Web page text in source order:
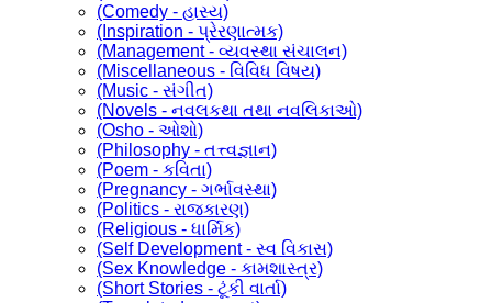
(Comedy - હાસ્ય)
(Inspiration - પ્રેરણાત્મક)
(Management - વ્યવસ્થા સંચાલન)
(Miscellaneous - વિવિધ વિષય)
(Music - સંગીત)
(Novels - નવલકથા તથા નવલિકાઓ)
(Osho - ઓશો)
(Philosophy - તત્ત્વજ્ઞાન)
(Poem - કવિતા)
(Pregnancy - ગર્ભાવસ્થા)
(Politics - રાજકારણ)
(Religious - ધાર્મિક)
(Self Development - સ્વ વિકાસ)
(Sex Knowledge - કામશાસ્ત્ર)
(Short Stories - ટૂંકી વાર્તા)